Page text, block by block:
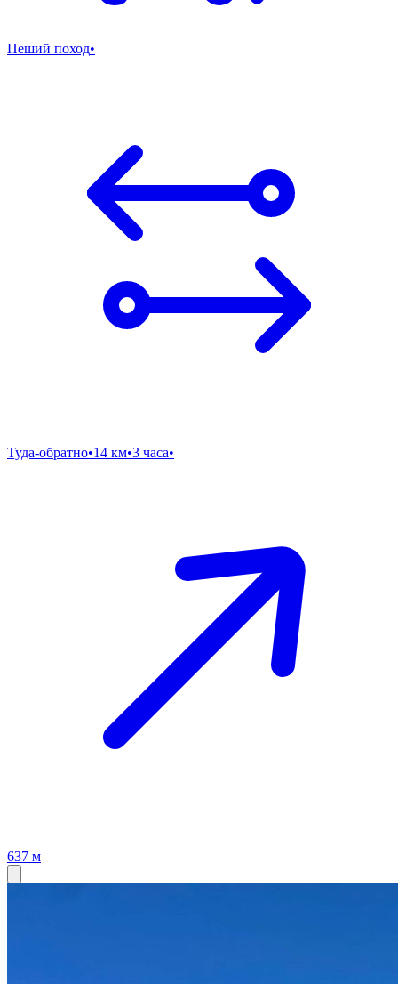
Пеший поход•
Туда-обратно•14 км•3 часа•
637 м